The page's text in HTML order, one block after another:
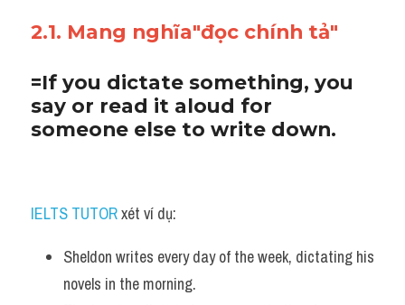
2.1. Mang nghĩa"đọc chính tả"
=If you dictate something, you
say or read it aloud for
someone else to write down.
IELTS TUTOR xét ví dụ:
Sheldon writes every day of the week, dictating his
novels in the morning.